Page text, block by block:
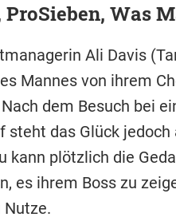
ProSieben, Was
Ali Davis
Mannes von ihrem
dem Besuch bei
steht das Glück
kann plötzlich die
es ihrem Boss zu
Nutze.